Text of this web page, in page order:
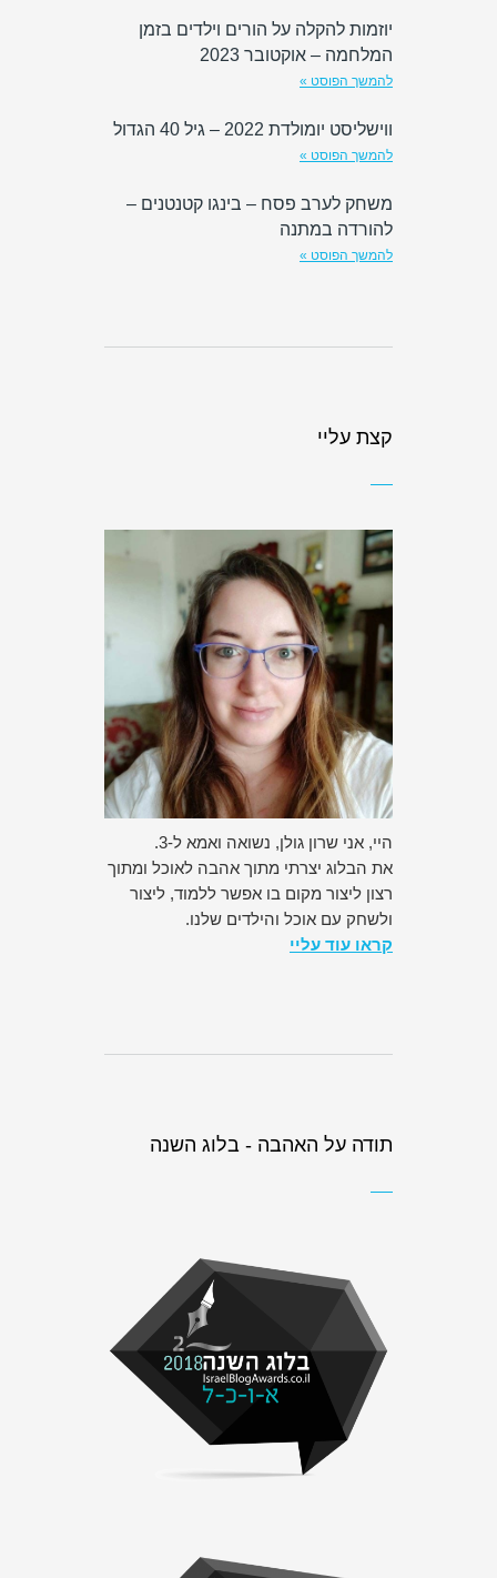
יוזמות להקלה על הורים וילדים בזמן
המלחמה – אוקטובר 2023
להמשך הפוסט »
ווישליסט יומולדת 2022 – גיל 40 הגדול
להמשך הפוסט »
משחק לערב פסח – בינגו קטנטנים –
להורדה במתנה
להמשך הפוסט »
קצת עליי
היי, אני שרון גולן, נשואה ואמא ל-3.
את הבלוג יצרתי מתוך אהבה לאוכל ומתוך
רצון ליצור מקום בו אפשר ללמוד, ליצור
ולשחק עם אוכל והילדים שלנו.
קראו עוד עליי
תודה על האהבה - בלוג השנה